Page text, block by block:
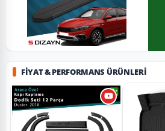
FIYAT & PERFORMANS ÜRÜNLERI